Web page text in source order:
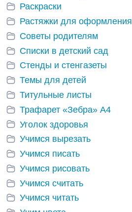
Раскраски
Растяжки для оформления
Советы родителям
Списки в детский сад
Стенды и стенгазеты
Темы для детей
Титульные листы
Трафарет «Зебра» А4
Уголок здоровья
Учимся вырезать
Учимся писать
Учимся рисовать
Учимся считать
Учимся читать